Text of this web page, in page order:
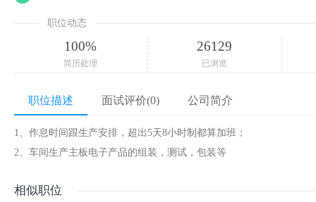
职位动态
100%
简历处理
26129
已浏览
职位描述 面试评价(0) 公司简介
1、作息时间跟生产安排，超出5天8小时制都算加班；
2、车间生产主板电子产品的组装，测试，包装等
相似职位